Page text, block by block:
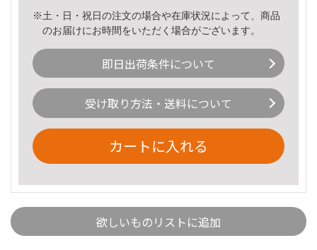
※土・日・祝日の注文の場合や在庫状況によって、商品
のお届けにお時間をいただく場合がございます。
即日出荷条件について
受け取り方法・送料について
カートに入れる
欲しいものリストに追加